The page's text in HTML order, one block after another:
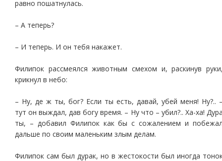
равно пошатнулась.
– А теперь?
– И теперь. И он тебя накажет.
Филипок рассмеялся животным смехом и, раскинув
крикнул в небо:
– Ну, де ж ты, бог? Если ты есть, давай, убей меня! Ну?..
тут он выждал, дав богу время. – Ну что – убил?.. Ха-ха!
ты, – добавил Филипок как бы с сожалением и
дальше по своим маленьким злым делам.
Филипок сам был дурак, но в жестокости был иногда